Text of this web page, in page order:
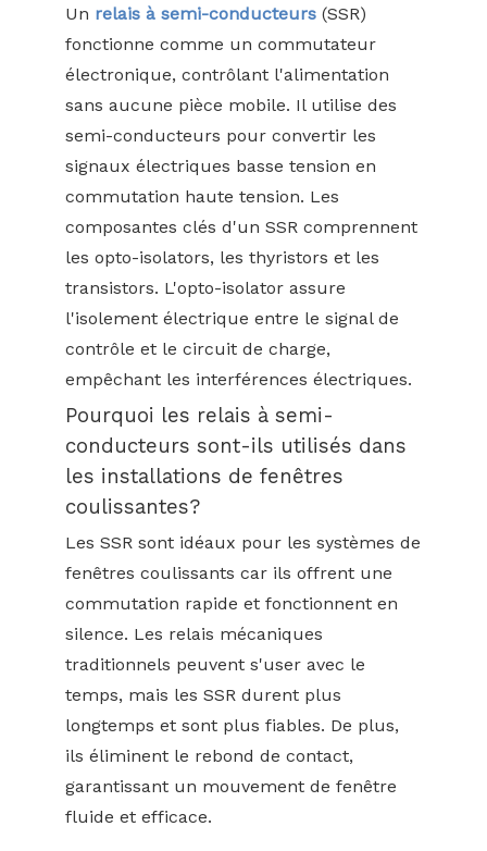
Un relais à semi-conducteurs (SSR)
fonctionne comme un commutateur
électronique, contrôlant l'alimentation
sans aucune pièce mobile. Il utilise des
semi-conducteurs pour convertir les
signaux électriques basse tension en
commutation haute tension. Les
composantes clés d'un SSR comprennent
les opto-isolators, les thyristors et les
transistors. L'opto-isolator assure
l'isolement électrique entre le signal de
contrôle et le circuit de charge,
empêchant les interférences électriques.
Pourquoi les relais à semi-
conducteurs sont-ils utilisés dans
les installations de fenêtres
coulissantes?
Les SSR sont idéaux pour les systèmes de
fenêtres coulissants car ils offrent une
commutation rapide et fonctionnent en
silence. Les relais mécaniques
traditionnels peuvent s'user avec le
temps, mais les SSR durent plus
longtemps et sont plus fiables. De plus,
ils éliminent le rebond de contact,
garantissant un mouvement de fenêtre
fluide et efficace.